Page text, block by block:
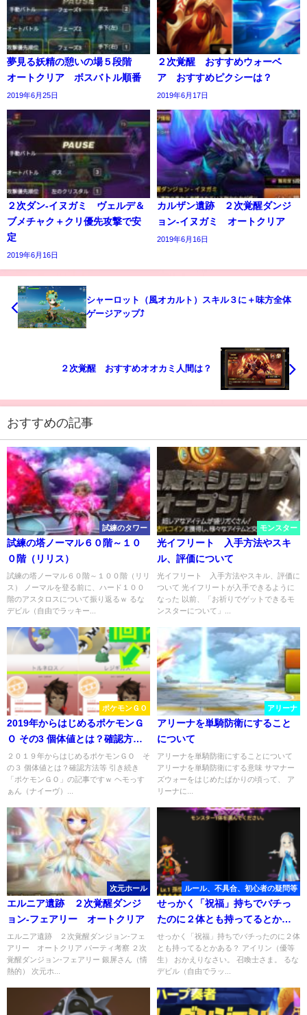
夢見る妖精の憩いの場５段階
オートクリア ボスバトル順番
2019年6月25日
２次覚醒 おすすめウォーベ
ア おすすめピクシーは？
2019年6月17日
２次ダン-イヌガミ ヴェルデ＆
ブメチャク＋クリ優先攻撃で安
定
2019年6月16日
カルザン遺跡 ２次覚醒ダンジ
ョン-イヌガミ オートクリア
2019年6月16日
シャーロット（風オカルト）スキル３に＋味方全体
ゲージアップ⤴
２次覚醒 おすすめオオカミ人間は？
おすすめの記事
試練のタワー
試練の塔ノーマル６０階～１０
０階（リリス）
試練の塔ノーマル６０階～１００階（リリ
ス） ノーマルを登る前に、ハード１００
階のアスタロスについて振り返るｗ るな
デビル（自由でラッキー...
モンスター
光イフリート 入手方法やスキ
ル、評価について
光イフリート 入手方法やスキル、評価に
ついて 光イフリートが入手できるように
なった 以前、「お祈りでゲットできるモ
ンスターについて」...
ポケモンＧＯ
2019年からはじめるポケモンＧ
Ｏ その3 個体値とは？確認方法
等
２０１９年からはじめるポケモンＧＯ そ
の３ 個体値とは？確認方法等 引き続き
「ポケモンＧＯ」の記事ですｗ ヘモっす
ぁん（ナイーヴ）...
アリーナ
アリーナを単騎防衛にすること
について
アリーナを単騎防衛にすることについて
アリーナを単騎防衛にする意味 サマナー
ズウォーをはじめたばかりの頃って、 ア
リーナに...
次元ホール
エルニア遺跡 ２次覚醒ダンジ
ョン-フェアリー オートクリア
エルニア遺跡 ２次覚醒ダンジョン-フェ
アリー オートクリア パーティ考察 ２次
覚醒ダンジョン-フェアリー 銀屏さん（情
熱的） 次元ホ...
ルール、不具合、初心者の疑問等
せっかく「祝福」持ちでバチっ
たのに２体とも持ってるとかあ
る？
せっかく「祝福」持ちでバチったのに２体
とも持ってるとかある？ アイリン（優等
生） おかえりなさい。 召喚士さま。 るな
デビル（自由でラッ...